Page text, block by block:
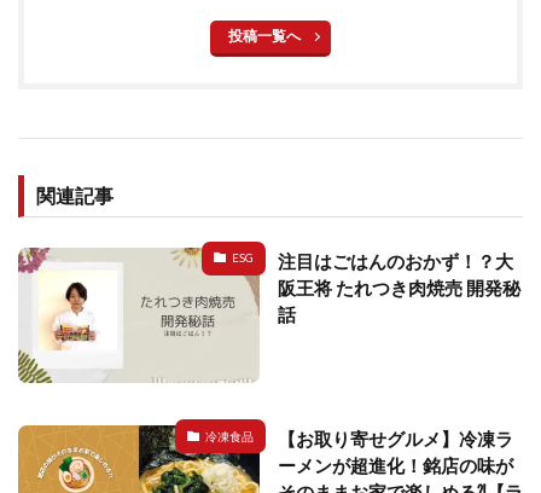
投稿一覧へ
関連記事
ESG
注目はごはんのおかず！？大
阪王将 たれつき肉焼売 開発秘
話
冷凍食品
【お取り寄せグルメ】冷凍ラ
ーメンが超進化！銘店の味が